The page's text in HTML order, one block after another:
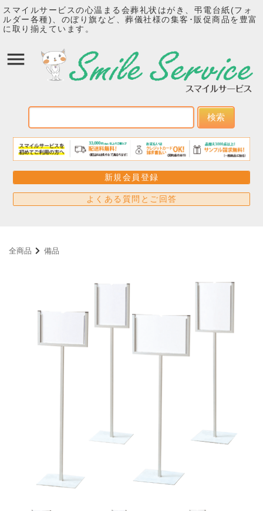
スマイルサービスの心温まる会葬礼状はがき、弔電台紙(フォ
ルダー各種)、のぼり旗など、葬儀社様の集客･販促商品を豊富
に取り揃えています。
検索
新規会員登録
よくある質問とご回答
全商品 備品